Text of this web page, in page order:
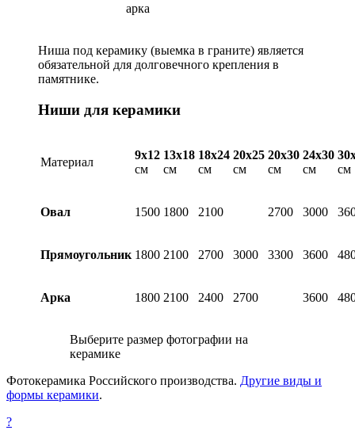
арка
Ниша под керамику (выемка в граните) является
обязательной для долговечного крепления в
памятнике.
Ниши для керамики
Материал
9х12
см
13х18
см
18х24
см
20х25
см
20х30
см
24х30
см
см
Овал 1500 1800 2100 2700 3000
Прямоугольник 1800 2100 2700 3000 3300 3600
Арка 1800 2100 2400 2700 3600
Выберите размер фотографии на
керамике
Фотокерамика Российского производства. Другие виды и
формы керамики.
?